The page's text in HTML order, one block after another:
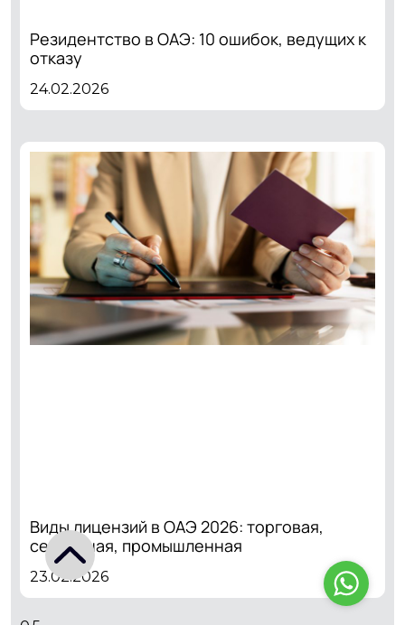
Резидентство в ОАЭ: 10 ошибок, ведущих к
отказу
24.02.2026
Виды лицензий в ОАЭ 2026: торговая,
сервисная, промышленная
23.02.2026